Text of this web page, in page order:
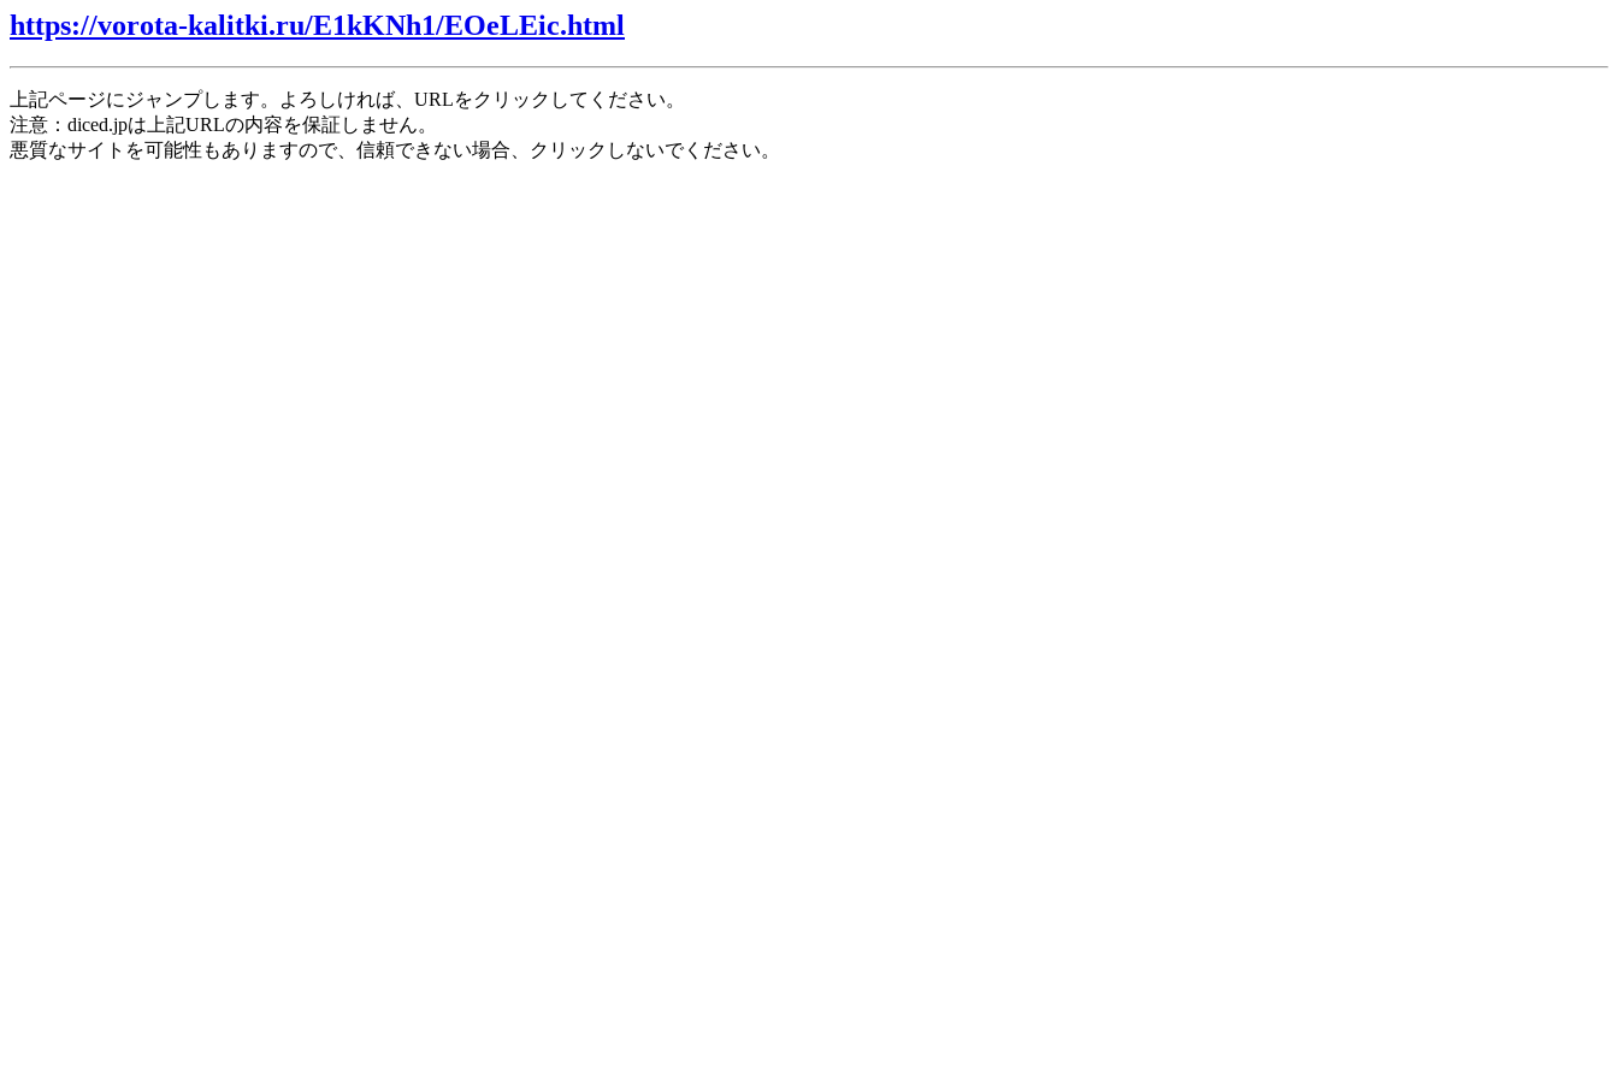
https://vorota-kalitki.ru/E1kKNh1/EOeLEic.html
上記ページにジャンプします。よろしければ、URLをクリックしてください。
注意：diced.jpは上記URLの内容を保証しません。
悪質なサイトを可能性もありますので、信頼できない場合、クリックしないでください。